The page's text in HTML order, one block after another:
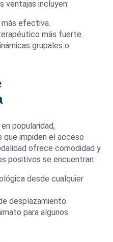
ventajas incluyen:
más efectiva.
más fuerte.
grupales o
popularidad,
impiden el acceso
ofrece comodidad y
positivos se encuentran:
desde cualquier
desplazamiento.
para algunos